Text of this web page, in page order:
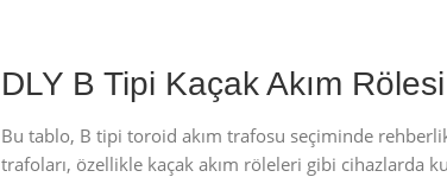
DLY B Tipi Kaçak Akım Rölesi
Bu tablo, B tipi toroid akım trafosu seçiminde
trafoları, özellikle kaçak akım röleleri gibi cihazlarda